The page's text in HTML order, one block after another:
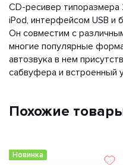
CD-ресивер
iPod, интерфейсом USB и
Он совместим с
многие популярные
автозвука в нем
сабвуфера и встроенный
Похожие
Новинка